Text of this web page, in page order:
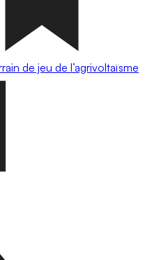
de jeu de l’agrivoltaïsme